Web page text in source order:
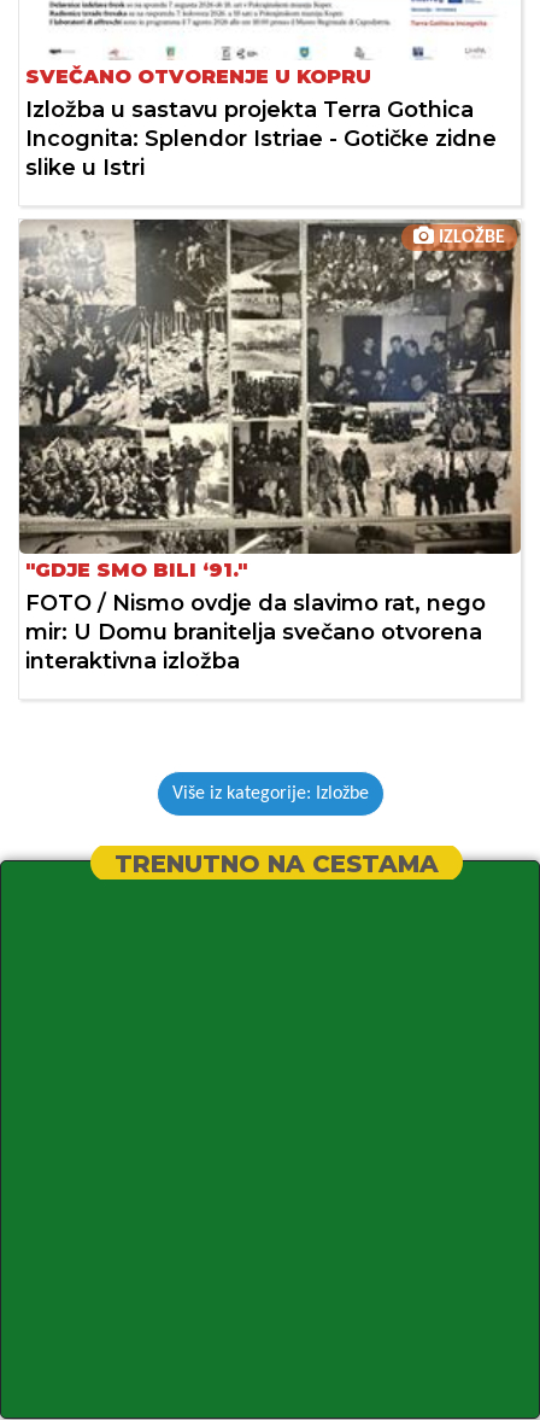
SVEČANO OTVORENJE U KOPRU
Izložba u sastavu projekta Terra Gothica
Incognita: Splendor Istriae - Gotičke zidne
slike u Istri
IZLOŽBE
"GDJE SMO BILI ‘91."
FOTO / Nismo ovdje da slavimo rat, nego
mir: U Domu branitelja svečano otvorena
interaktivna izložba
Više iz kategorije: Izložbe
TRENUTNO NA CESTAMA